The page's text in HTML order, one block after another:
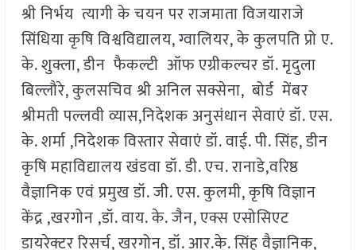
श्री निर्भय त्यागी के चयन पर राजमाता विजयाराजे
सिंधिया कृषि विश्वविद्यालय, ग्वालियर, के कुलपति प्रो ए.
के. शुक्ला, डीन फैकल्टी ऑफ एग्रीकल्चर डॉ. मृदुला
बिल्लौरे, कुलसचिव श्री अनिल सक्सेना, बोर्ड मेंबर
श्रीमती पल्लवी व्यास,निदेशक अनुसंधान सेवाएं डॉ. एस.
के. शर्मा ,निदेशक विस्तार सेवाएं डॉ. वाई. पी. सिंह, डीन
कृषि महाविद्यालय खंडवा डॉ. डी. एच. रानाडे,वरिष्ठ
वैज्ञानिक एवं प्रमुख डॉ. जी. एस. कुलमी, कृषि विज्ञान
केंद्र ,खरगोन ,डॉ. वाय. के. जैन, एक्स एसोसिएट
डायरेक्टर रिसर्च, खरगोन, डॉ. आर.के. सिंह वैज्ञानिक,